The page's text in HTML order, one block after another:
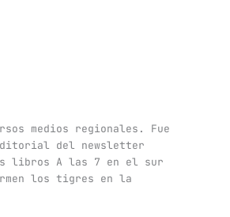
medios regionales. Fue
del newsletter
libros A las 7 en el sur
los tigres en la